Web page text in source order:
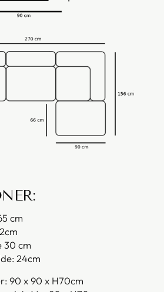
cm
30 cm
24cm
90 x 90 x H70cm